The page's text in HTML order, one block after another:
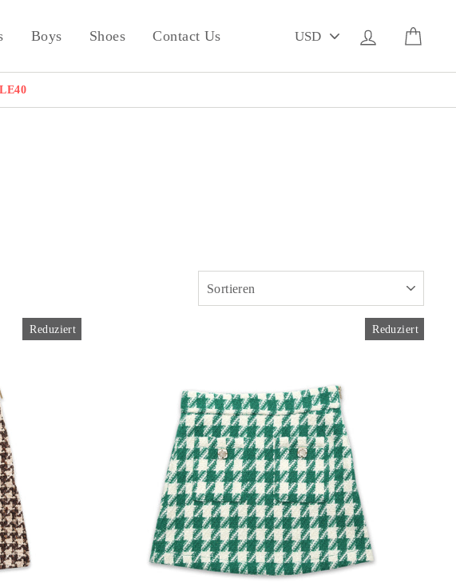
Boys Shoes Contact Us
A
Einloggen
Reduziert Reduziert